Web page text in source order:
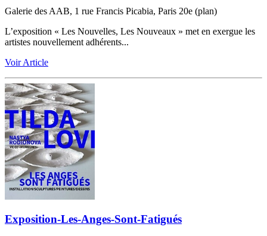
Galerie des AAB, 1 rue Francis Picabia, Paris 20e (plan)
L’exposition « Les Nouvelles, Les Nouveaux » met en exergue les
artistes nouvellement adhérents...
Voir Article
Exposition-Les-Anges-Sont-Fatigués